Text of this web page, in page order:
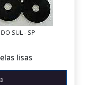
SUL - SP
lisas